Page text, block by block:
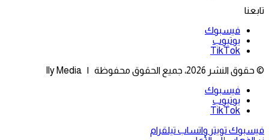
تابعنا
فيسبوك
يوتيوب
‫TikTok
© حقوق النشر 2026، جميع الحقوق محفوظة | Ily Media
فيسبوك
يوتيوب
‫TikTok
فيسبوك تويتر واتساب تيلقرام